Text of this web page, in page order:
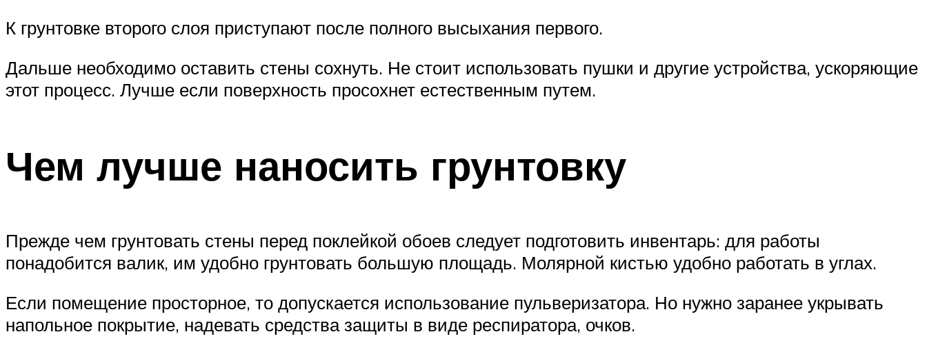
К грунтовке второго слоя приступают после полного высыхания первого.
Дальше необходимо оставить стены сохнуть. Не стоит использовать пушки и другие устройства, ускоряющие
этот процесс. Лучше если поверхность просохнет естественным путем.
Чем лучше наносить грунтовку
Прежде чем грунтовать стены перед поклейкой обоев следует подготовить инвентарь: для работы
понадобится валик, им удобно грунтовать большую площадь. Молярной кистью удобно работать в углах.
Если помещение просторное, то допускается использование пульверизатора. Но нужно заранее укрывать
напольное покрытие, надевать средства защиты в виде респиратора, очков.